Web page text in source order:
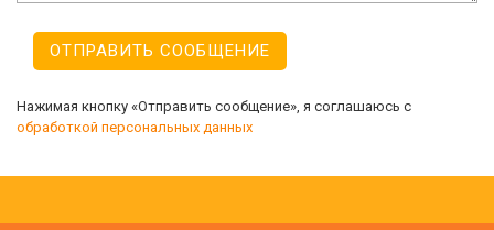
Нажимая кнопку «Отправить сообщение», я соглашаюсь с
обработкой персональных данных